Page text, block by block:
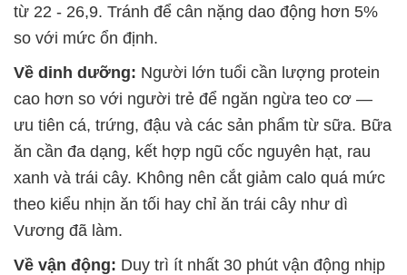
từ 22 - 26,9. Tránh để cân nặng dao động hơn 5%
so với mức ổn định.
Về dinh dưỡng: Người lớn tuổi cần lượng protein
cao hơn so với người trẻ để ngăn ngừa teo cơ —
ưu tiên cá, trứng, đậu và các sản phẩm từ sữa. Bữa
ăn cần đa dạng, kết hợp ngũ cốc nguyên hạt, rau
xanh và trái cây. Không nên cắt giảm calo quá mức
theo kiểu nhịn ăn tối hay chỉ ăn trái cây như dì
Vương đã làm.
Về vận động: Duy trì ít nhất 30 phút vận động nhịp